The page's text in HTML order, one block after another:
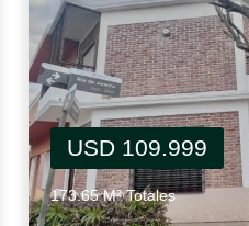
USD 109.999
173.65 M² Totales